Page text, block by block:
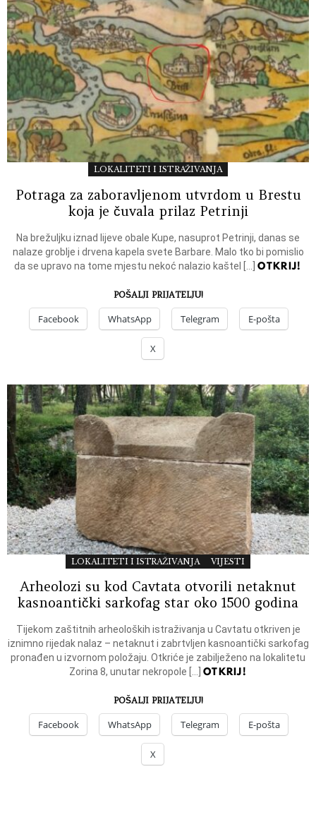
LOKALITETI I ISTRAŽIVANJA
Potraga za zaboravljenom utvrdom u Brestu
koja je čuvala prilaz Petrinji
Na brežuljku iznad lijeve obale Kupe, nasuprot Petrinji, danas se
nalaze groblje i drvena kapela svete Barbare. Malo tko bi pomislio
da se upravo na tome mjestu nekoć nalazio kaštel […]OTKRIJ!
POŠALJI PRIJATELJU!
Facebook WhatsApp Telegram E-pošta
X
LOKALITETI I ISTRAŽIVANJA VIJESTI
Arheolozi su kod Cavtata otvorili netaknut
kasnoantički sarkofag star oko 1500 godina
Tijekom zaštitnih arheoloških istraživanja u Cavtatu otkriven je
iznimno rijedak nalaz – netaknut i zabrtvljen kasnoantički sarkofag
pronađen u izvornom položaju. Otkriće je zabilježeno na lokalitetu
Zorina 8, unutar nekropole […] OTKRIJ!
POŠALJI PRIJATELJU!
Facebook WhatsApp Telegram E-pošta
X